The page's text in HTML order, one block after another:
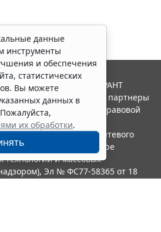
данные
инструменты
и обеспечения
статистических
Вы можете
данных в
их обработки.
2026. Система ГАРАНТ
Компания "Гарант" и ее партнеры
ассоциации правовой
в качестве сетевого
по надзору в сфере
и массовых
Эл № ФС77-58365 от 18